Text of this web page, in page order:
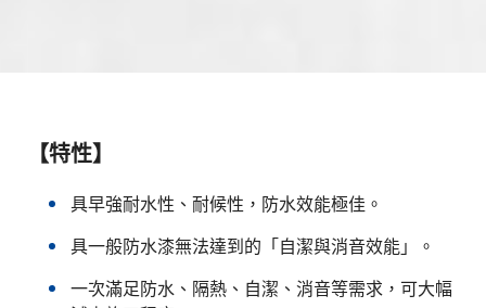
【特性】
具早強耐水性、耐候性，防水效能極佳。
具一般防水漆無法達到的「自潔與消音效能」。
一次滿足防水、隔熱、自潔、消音等需求，可大幅